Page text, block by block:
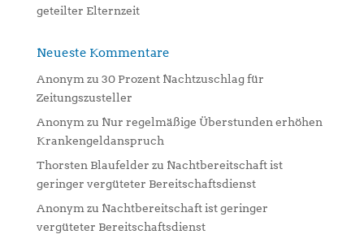
geteilter Elternzeit
Neueste Kommentare
Anonymzu 30 Prozent Nachtzuschlag für
Zeitungszusteller
Anonymzu Nur regelmäßige Überstunden erhöhen
Krankengeldanspruch
Thorsten Blaufelder zu Nachtbereitschaft ist
geringer vergüteter Bereitschaftsdienst
Anonymzu Nachtbereitschaft ist geringer
vergüteter Bereitschaftsdienst